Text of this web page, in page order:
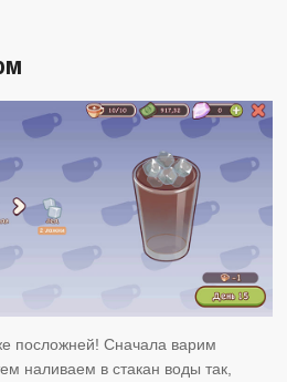
посложней! Сначала варим
наливаем в стакан воды так,